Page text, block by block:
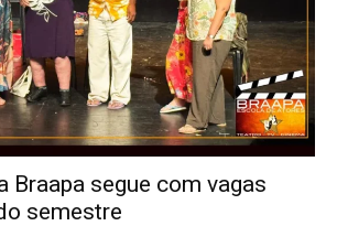
Braapa segue com vagas
semestre